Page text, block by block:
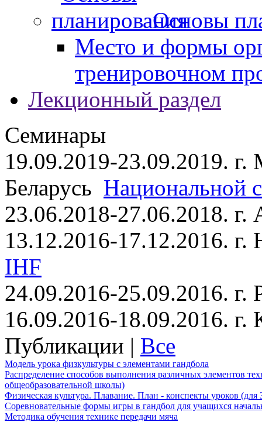
Основы
Место и формы
тренировочном
Лекционный раздел
Семинары
19.09.2019-23.09.2019. г.
Беларусь Национальной
23.06.2018-27.06.2018.
13.12.2016-17.12.2016.
IHF
24.09.2016-25.09.2016. г.
16.09.2016-18.09.2016.
Публикации | Все
Модель урока физкультуры с элементами гандбола
Распределение способов выполнения различных элементов
общеобразовательной школы)
Физическая культура. Плавание. План - конспекты уроков (для
Соревновательные формы игры в гандбол для учащихся
Методика обучения технике передачи мяча